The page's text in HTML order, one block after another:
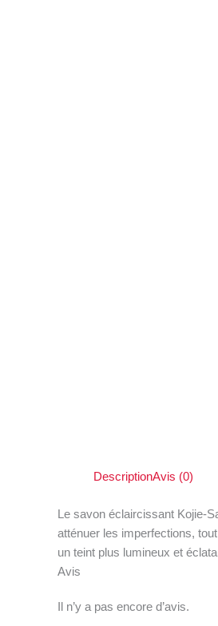
DescriptionAvis (0)
Le savon éclaircissant Kojie-
atténuer les imperfections,
un teint plus lumineux et
Avis
Il n’y a pas encore d’avis.